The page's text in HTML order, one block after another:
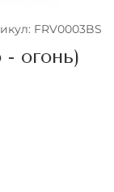
FRV0003BS
огонь)